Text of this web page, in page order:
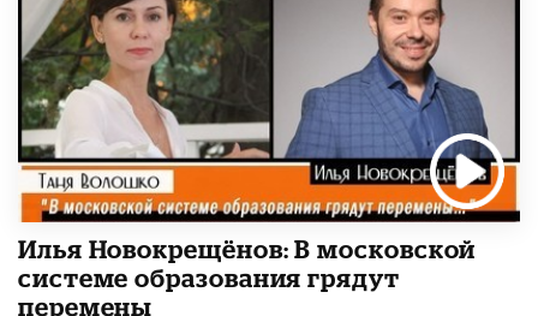
Илья Новокрещёнов: В московской
системе образования грядут
перемены